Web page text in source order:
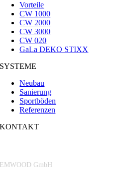
Vorteile
CW 1000
CW 2000
CW 3000
CW 020
GaLa DEKO STIXX
SYSTEME
Neubau
Sanierung
Sportböden
Referenzen
KONTAKT
GmbH